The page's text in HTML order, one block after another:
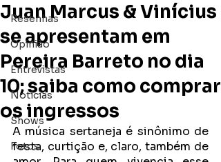
Resenhas
Opinião
Entrevistas
Notícias
Shows
Fotos
Juan Marcus & Vinícius
se apresentam em
Pereira Barreto no dia
10; saiba como comprar
os ingressos
A música sertaneja é sinônimo de
festa, curtição e, claro, também de